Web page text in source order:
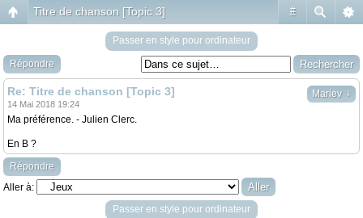
#
Titre de chanson [Topic 3]
Passer en style pour ordinateur
Répondre
Mariev ↓
Re: Titre de chanson [Topic 3]
14 Mai 2018 19:24
Ma préférence. - Julien Clerc.
En B ?
Répondre
Aller à:
Passer en style pour ordinateur